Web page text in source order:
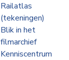
Railatlas
(tekeningen)
Blik in het
filmarchief
Kenniscentrum